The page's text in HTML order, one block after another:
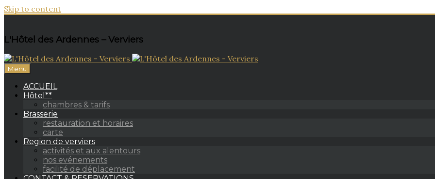
Skip to content
L'Hôtel des Ardennes – Verviers
Menu
ACCUEIL
Hôtel**
chambres & tarifs
Brasserie
restauration et horaires
carte
Region de verviers
activités et aux alentours
nos evénements
facilité de déplacement